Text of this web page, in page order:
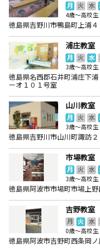
月 火 水
4歳～高校生
徳島県吉野川市鴨島町上浦
浦庄教室
月 火 水
3歳～高校生
徳島県名西郡石井町浦庄下
ーオ１０１号室
山川教室
月 火 水
3歳～高校生
徳島県吉野川市山川町諏訪２
市場教室
月 火 水
3歳～高校生
徳島県阿波市市場町市場上野
吉野教室
月 火 水
0歳～高校生
徳島県阿波市吉野町西条岡